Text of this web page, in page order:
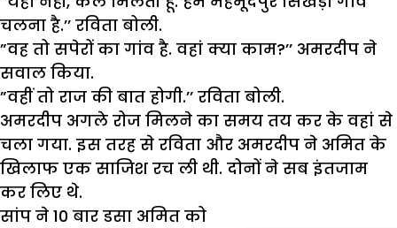
चलना है.’’ रविता बोली.
”वह तो सपेरों का गांव है. वहां क्या काम?’’ अमरदीप ने
सवाल किया.
”वहीं तो राज की बात होगी.’’ रविता बोली.
अमरदीप अगले रोज मिलने का समय तय कर के वहां से
चला गया. इस तरह से रविता और अमरदीप ने अमित के
खिलाफ एक साजिश रच ली थी. दोनों ने सब इंतजाम
कर लिए थे.
सांप ने 10 बार डसा अमित को